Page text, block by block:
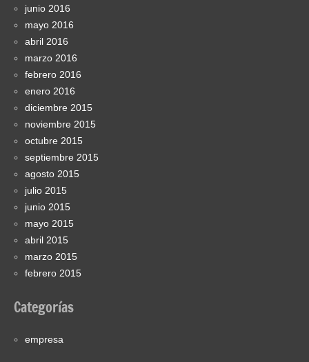
junio 2016
mayo 2016
abril 2016
marzo 2016
febrero 2016
enero 2016
diciembre 2015
noviembre 2015
octubre 2015
septiembre 2015
agosto 2015
julio 2015
junio 2015
mayo 2015
abril 2015
marzo 2015
febrero 2015
Categorías
empresa